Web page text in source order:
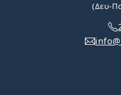
(Δευ-